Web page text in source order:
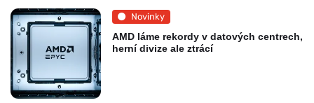
Novinky
AMD láme rekordy v datových centrech,
herní divize ale ztrácí